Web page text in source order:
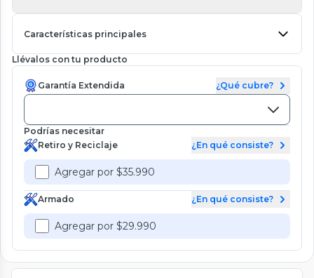
Características principales
Llévalos con tu producto
Garantía Extendida ¿Qué cubre?
Podrías necesitar
Retiro y Reciclaje
¿En qué consiste?
Agregar por $35.990
Armado ¿En qué consiste?
Agregar por $29.990